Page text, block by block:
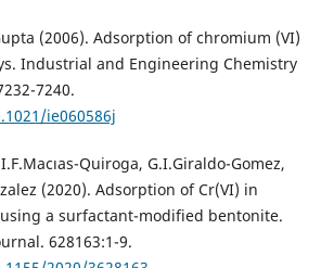
(2006). Adsorption of chromium (VI)
Industrial and Engineering Chemistry
7240.
ie060586j
Quiroga, G.I.Giraldo-Gomez,
(2020). Adsorption of Cr(VI) in
a surfactant-modified bentonite.
628163:1-9.